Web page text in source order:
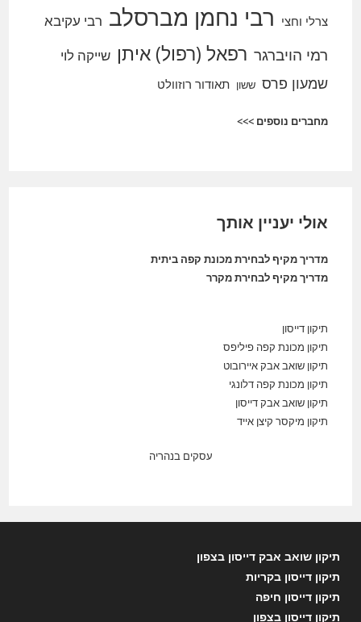
צרלי וחצי רבי נחמן מברסלב רבי עקיבא
רמי הויברגר רפאל (רפול) איתן שייקה לוי
שמעון פרס ששון תאודור רוזוולט
מחברים נוספים >>>
אולי יעניין אותך
מדריך מקיף לבחירת מכונת קפה ביתית
מדריך מקיף לבחירת מקרר
תיקון דייסון
תיקון מכונת קפה פיליפס
תיקון שואב אבק איירובוט
תיקון מכונת קפה דלונגי
תיקון שואב אבק דייסון
תיקון מיקסר קיצן אייד
עסקים בנהריה
תיקון שואב אבק דייסון בצפון
תיקון דייסון בקריות
תיקון דייסון חיפה
תיקון דייסון בצפון